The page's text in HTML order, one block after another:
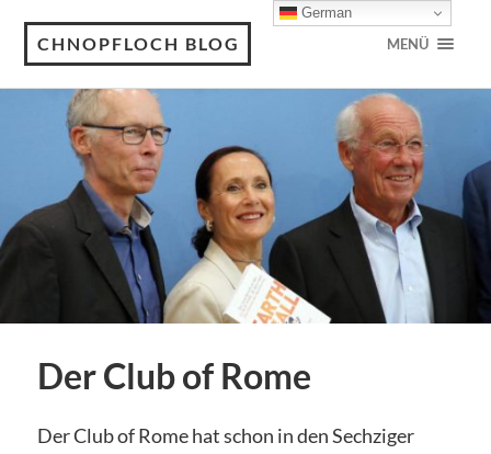
CHNOPFLOCH BLOG MENÜ
Der Club of Rome
Der Club of Rome hat schon in den Sechziger
German